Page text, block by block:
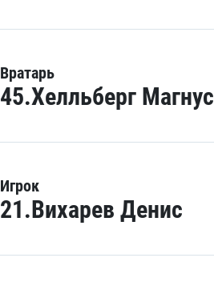
Вратарь
45.Хелльберг Магнус
Игрок
21.Вихарев Денис